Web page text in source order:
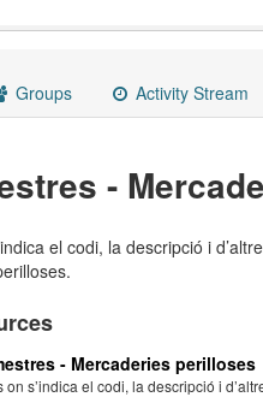
Groups Activity Stream
-
el codi, la descripció i
- Mercaderies perilloses
on s’indica el codi, la descripció i